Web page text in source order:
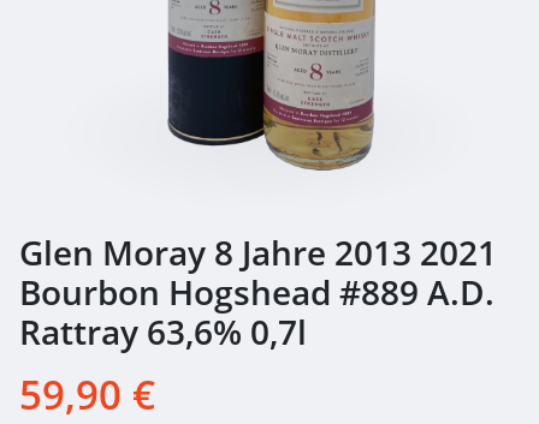
Glen Moray 8 Jahre 2013 2021
Bourbon Hogshead #889 A.D.
Rattray 63,6% 0,7l
59,90 €